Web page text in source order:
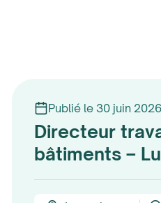
Publié le 30 juin 2026
Directeur
bâtiments –